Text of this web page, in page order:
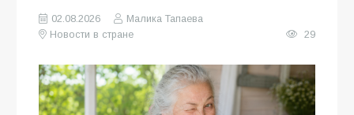
02.08.2026
Малика Тапаева
Новости в стране
29